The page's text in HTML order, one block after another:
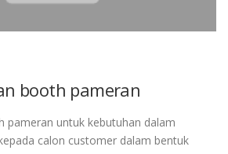
booth pameran
pameran untuk kebutuhan dalam
calon customer dalam bentuk